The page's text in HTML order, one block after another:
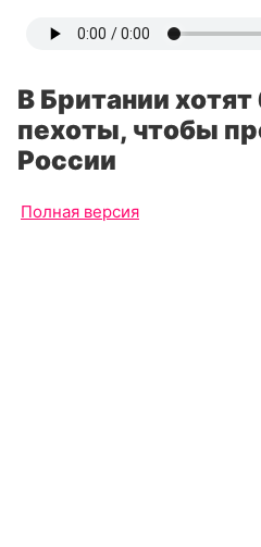
В Британии
пехоты, чтобы
России
Полная версия